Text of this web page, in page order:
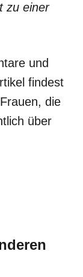
zu einer
und
findest
die
über